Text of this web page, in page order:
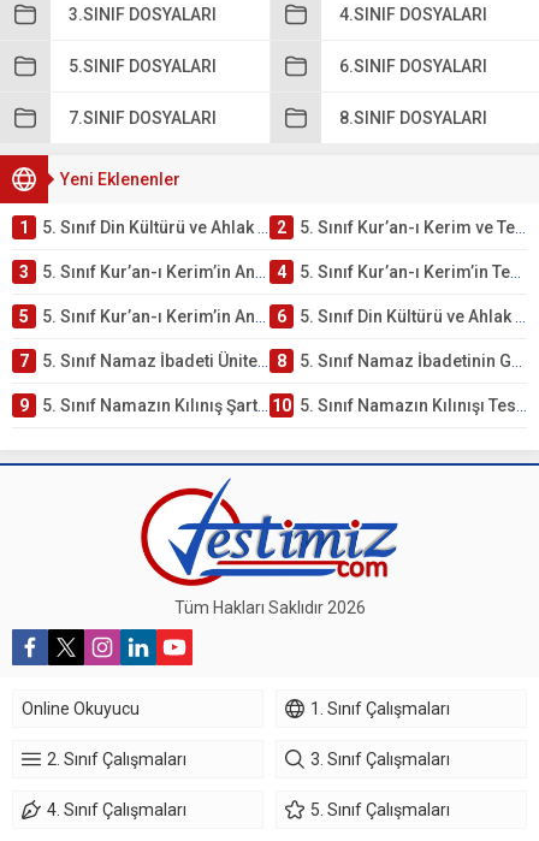
3.SINIF DOSYALARI 4.SINIF DOSYALARI
5.SINIF DOSYALARI 6.SINIF DOSYALARI
7.SINIF DOSYALARI 8.SINIF DOSYALARI
Yeni Eklenenler
1 5. Sınıf Din Kültürü ve Ahlak Bilgisi 2. Ünite: Kur’an-ı Kerim Çalışmaları 2 5. Sınıf Kur’an-ı Kerim ve Temel Özellikleri Testi – Online Çöz
3 5. Sınıf Kur’an-ı Kerim’in Ana Konuları Testi – Online Çöz 4 5. Sınıf Kur’an-ı Kerim’in Temel Özellikleri ve Önemi Testi – Online Çöz
5 5. Sınıf Kur’an-ı Kerim’in Anlamı ve Önemi Testi – Online Çöz 6 5. Sınıf Din Kültürü ve Ahlak Bilgisi 2. Ünite: Namaz İbadeti Çalışmaları
7 5. Sınıf Namaz İbadeti Ünite Testi – Online Çöz 8 5. Sınıf Namaz İbadetinin Getirdiği Faydalar Testi
9 5. Sınıf Namazın Kılınış Şartları Testi 10 5. Sınıf Namazın Kılınışı Testi – Online Çöz
Tüm Hakları Saklıdır 2026
Online Okuyucu 1. Sınıf Çalışmaları
2. Sınıf Çalışmaları 3. Sınıf Çalışmaları
4. Sınıf Çalışmaları 5. Sınıf Çalışmaları